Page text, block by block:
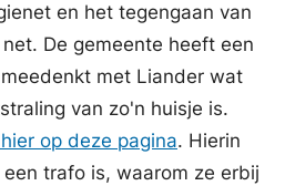
en het tegengaan van
De gemeente heeft een
met Liander wat
van zo'n huisje is.
op deze pagina. Hierin
trafo is, waarom ze erbij